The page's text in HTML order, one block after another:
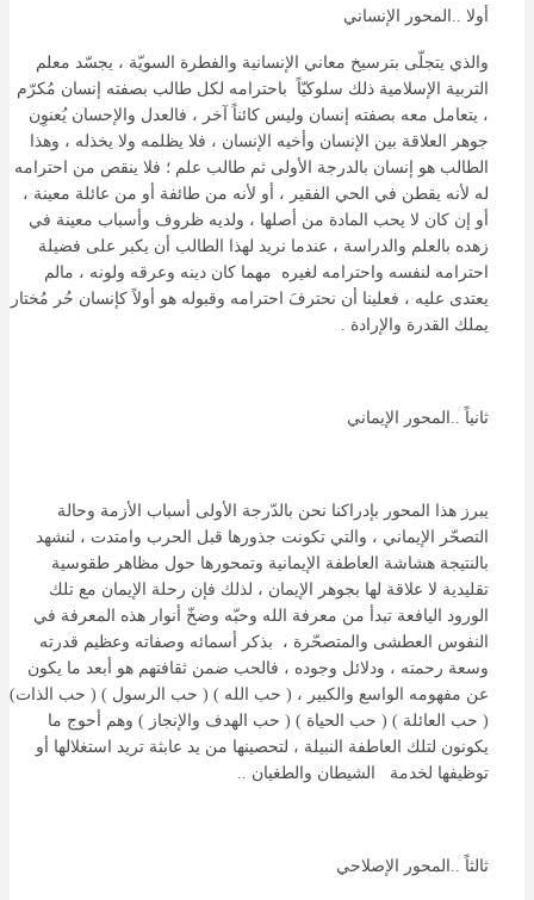
أولا ..المحور الإنساني
والذي يتجلّى بترسيخ معاني الإنسانية والفطرة السويّة ، يجسّد معلم
التربية الإسلامية ذلك سلوكيّاً باحترامه لكل طالب بصفته إنسان مُكرّم
، يتعامل معه بصفته إنسان وليس كائناً آخر ، فالعدل والإحسان يُعنوِن
جوهر العلاقة بين الإنسان وأخيه الإنسان ، فلا يظلمه ولا يخذله ، وهذا
الطالب هو إنسان بالدرجة الأولى ثم طالب علم ؛ فلا ينقص من احترامه
له لأنه يقطن في الحي الفقير ، أو لأنه من طائفة أو من عائلة معينة ،
أو إن كان لا يحب المادة من أصلها ، ولديه ظروف وأسباب معينة في
زهده بالعلم والدراسة ، عندما نريد لهذا الطالب أن يكبر على فضيلة
احترامه لنفسه واحترامه لغيره مهما كان دينه وعرقه ولونه ، مالم
يعتدى عليه ، فعلينا أن نحترفَ احترامه وقبوله هو أولاً كإنسان حُر مُختار
يملك القدرة والإرادة .
ثانياً ..المحور الإيماني
يبرز هذا المحور بإدراكنا نحن بالدّرجة الأولى أسباب الأزمة وحالة
التصحّر الإيماني ، والتي تكونت جذورها قبل الحرب وامتدت ، لنشهد
بالنتيجة هشاشة العاطفة الإيمانية وتمحورها حول مظاهر طقوسية
تقليدية لا علاقة لها بجوهر الإيمان ، لذلك فإن رحلة الإيمان مع تلك
الورود اليافعة تبدأ من معرفة الله وحبّه وضخّ أنوار هذه المعرفة في
النفوس العطشى والمتصحّرة ، بذكر أسمائه وصفاته وعظيم قدرته
وسعة رحمته ، ودلائل وجوده ، فالحب ضمن ثقافتهم هو أبعد ما يكون
عن مفهومه الواسع والكبير ، ( حب الله ) ( حب الرسول ) ( حب الذات)
( حب العائلة ) ( حب الحياة ) ( حب الهدف والإنجاز ) وهم أحوج ما
يكونون لتلك العاطفة النبيلة ، لتحصينها من يد عابثة تريد استغلالها أو
توظيفها لخدمة الشيطان والطغيان ..
ثالثاً ..المحور الإصلاحي